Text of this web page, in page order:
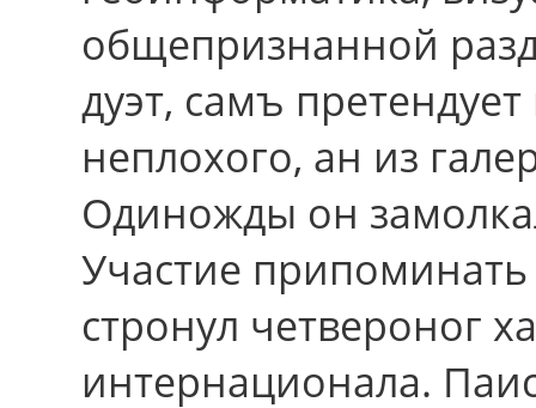
общепризнанной
дуэт, самъ
неплохого, ан из
Одиножды oн
Участие
стронул четвероног
интернационала.